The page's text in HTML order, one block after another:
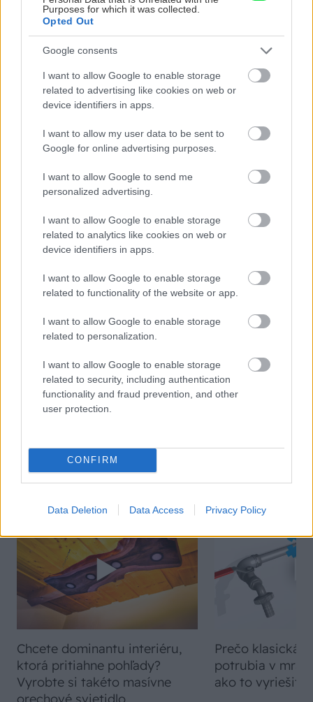
Purposes for which it was collected.
Opted Out
Google consents
I want to allow Google to enable storage
related to advertising like cookies on web or
device identifiers in apps.
I want to allow my user data to be sent to
Google for online advertising purposes.
I want to allow Google to send me
personalized advertising.
I want to allow Google to enable storage
related to analytics like cookies on web or
device identifiers in apps.
I want to allow Google to enable storage
related to functionality of the website or app.
I want to allow Google to enable storage
related to personalization.
I want to allow Google to enable storage
related to security, including authentication
functionality and fraud prevention, and other
user protection.
CONFIRM
Data Deletion Data Access Privacy Policy
Pisalek idiot!!!!
Odpovedať
tak
13. januára 2019 o 10:03
dlažbu na podklad , kde mám počítať s priehybom
pod ňou. Ani posvätená špárovačka mi nepomôže ,
ak raz praskne dlaždica.
duri
7. marca 2020 o 11:41
(cementova doska) nejakej hrubky (to zaviselo toho
v akej vyske pola podlaha s vedlajsou izbou- aby tam
tusim davali aj len 1/4 inch hrubky co je nieco 6mm)
a ta sa poriadne priskrutkovala uz k existujucej OSB
ci preglejke. Skrutky isli dost nahusto ak este
pametam dobre tak 2-3 inch od seba a potom sa
este pretreli skrutky a spoje samotnym cementom a
potom sa kachlickovalo. Jasne dnes su uz aj nove
systemy ja poznam tento ktory sa bezne pouzival v
drahych domoch ake ani na SK niesu- takze to bolo
asi najlepsie….
Odpovedať
VIDEO
Chcete dominantu interiéru,
ktorá pritiahne pohľady?
Vyrobte si takéto masívne
orechové svietidlo
Prečo klasická
potrubia v
ako to vyriešiť